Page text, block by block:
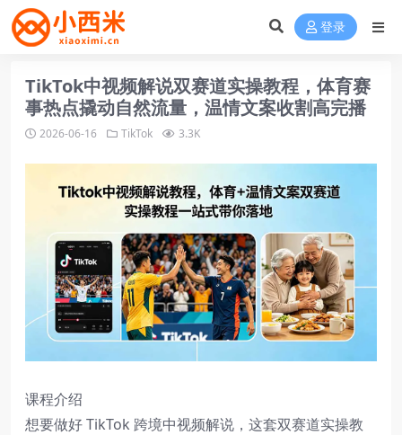
登录
TikTok中视频解说双赛道实操教程，体育赛
事热点撬动自然流量，温情文案收割高完播
2026-06-16 TikTok 3.3K
课程介绍
想要做好 TikTok 跨境中视频解说，这套双赛道实操教